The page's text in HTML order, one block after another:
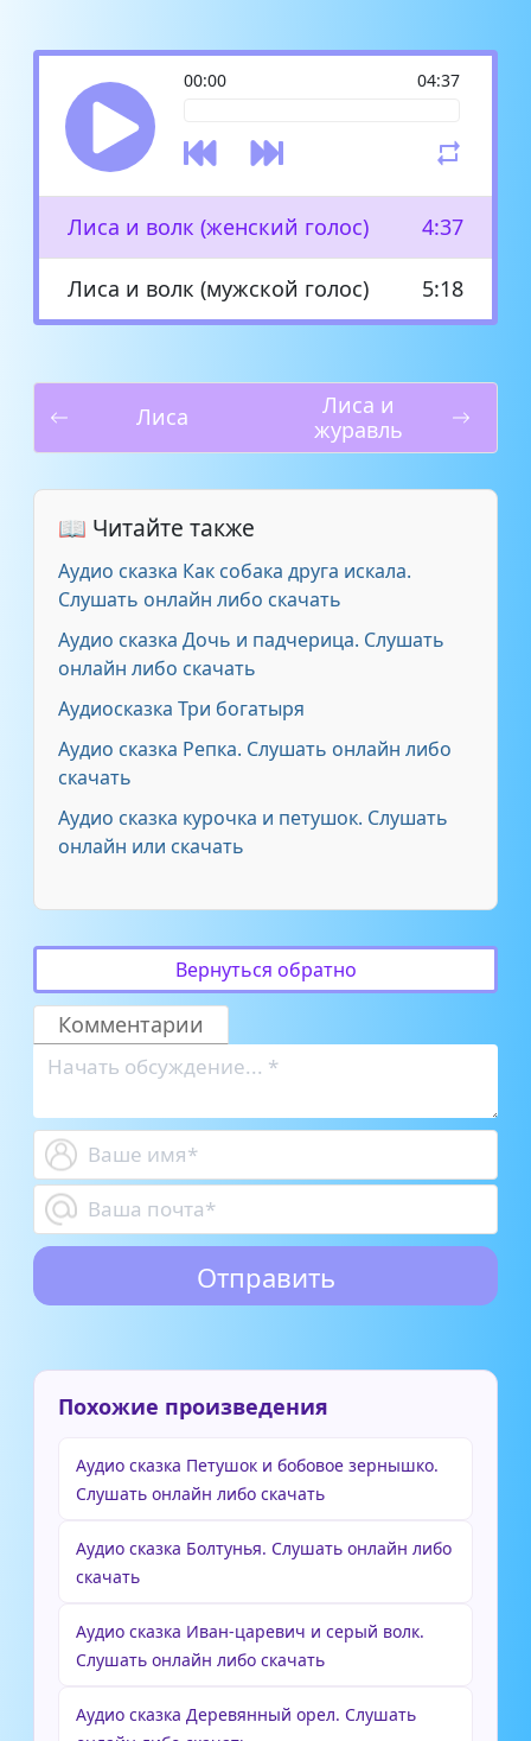
00:00 04:37
Лиса и волк (женский голос) 4:37
Лиса и волк (мужской голос) 5:18
Лиса
Лиса и
журавль
📖 Читайте также
Аудио сказка Как собака друга искала.
Слушать онлайн либо скачать
Аудио сказка Дочь и падчерица. Слушать
онлайн либо скачать
Аудиосказка Три богатыря
Аудио сказка Репка. Слушать онлайн либо
скачать
Аудио сказка курочка и петушок. Слушать
онлайн или скачать
Вернуться обратно
Комментарии
Похожие произведения
Аудио сказка Петушок и бобовое зернышко.
Слушать онлайн либо скачать
Аудио сказка Болтунья. Слушать онлайн либо
скачать
Аудио сказка Иван-царевич и серый волк.
Слушать онлайн либо скачать
Аудио сказка Деревянный орел. Слушать